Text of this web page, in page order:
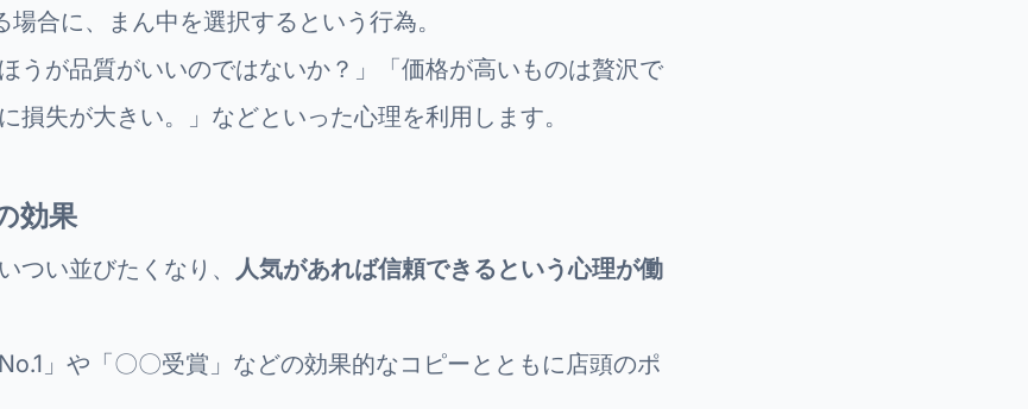
場合に、まん中を選択するという行為。
うが品質がいいのではないか？」「価格が高いものは贅沢で
損失が大きい。」などといった心理を利用します。
効果
つい並びたくなり、
人気があれば信頼できるという心理が働
」や「〇〇受賞」などの効果的なコピーとともに店頭のポ